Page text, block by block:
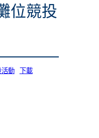
位競投
動 下載